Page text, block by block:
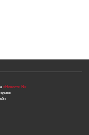
«Новости N»